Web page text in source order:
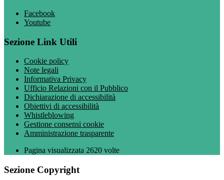
Facebook
Youtube
Sezione Link Utili
Cookie policy
Note legali
Informativa Privacy
Ufficio Relazioni con il Pubblico
Dichiarazione di accessibilità
Obiettivi di accessibilità
Whistleblowing
Gestione consensi cookie
Amministrazione trasparente
Pagina visualizzata 2620 volte
Sezione Copyright